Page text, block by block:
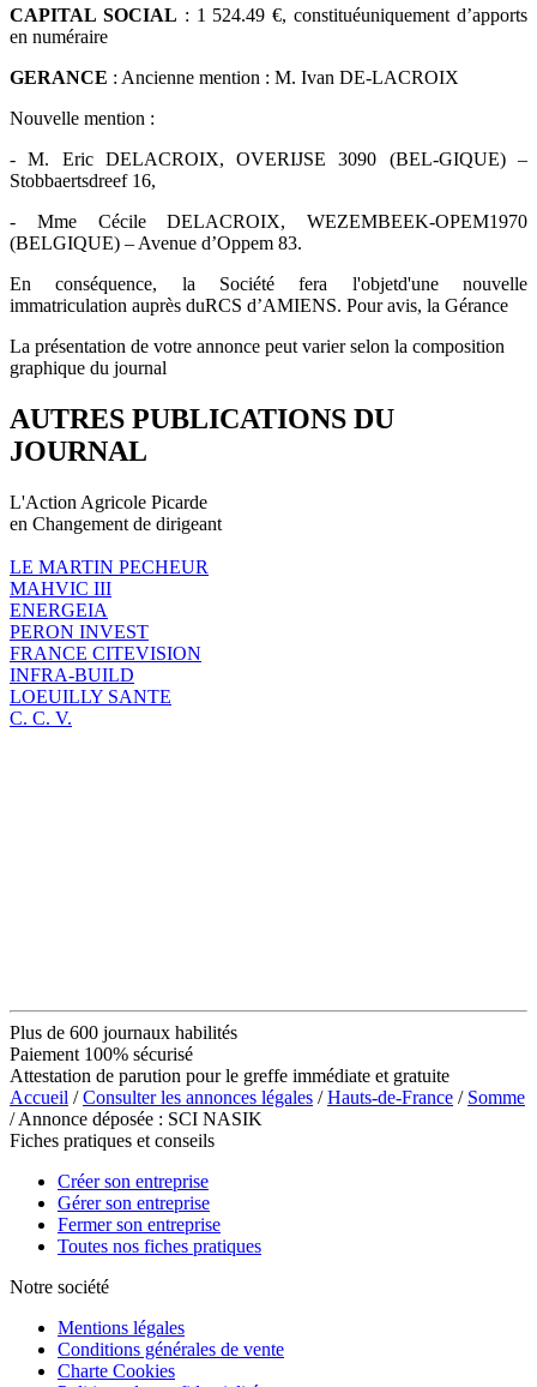
CAPITAL SOCIAL : 1 524.49 €, constituéuniquement d’apports
en numéraire
GERANCE : Ancienne mention : M. Ivan DE-LACROIX
Nouvelle mention :
- M. Eric DELACROIX, OVERIJSE 3090 (BEL-GIQUE) –
Stobbaertsdreef 16,
- Mme Cécile DELACROIX, WEZEMBEEK-OPEM1970
(BELGIQUE) – Avenue d’Oppem 83.
En conséquence, la Société fera l'objetd'une nouvelle
immatriculation auprès duRCS d’AMIENS. Pour avis, la Gérance
La présentation de votre annonce peut varier selon la composition
graphique du journal
AUTRES PUBLICATIONS DU
JOURNAL
L'Action Agricole Picarde
en Changement de dirigeant
LE MARTIN PECHEUR
MAHVIC III
ENERGEIA
PERON INVEST
FRANCE CITEVISION
INFRA-BUILD
LOEUILLY SANTE
C. C. V.
Plus de 600 journaux habilités
Paiement 100% sécurisé
Attestation de parution pour le greffe immédiate et gratuite
Accueil /Consulter les annonces légales /Hauts-de-France / Somme
/ Annonce déposée : SCI NASIK
Fiches pratiques et conseils
Créer son entreprise
Gérer son entreprise
Fermer son entreprise
Toutes nos fiches pratiques
Notre société
Mentions légales
Conditions générales de vente
Charte Cookies